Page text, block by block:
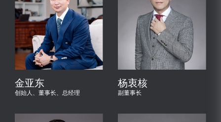
金亚东
创始人、董事长、总经理
杨衷核
副董事长